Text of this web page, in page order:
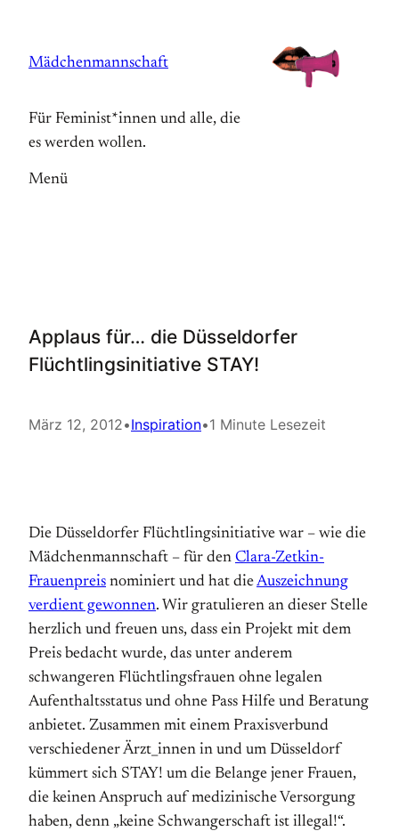
springen
Mädchenmannschaft
Für Feminist*innen und alle, die
es werden wollen.
Menü
Applaus für… die Düsseldorfer
Flüchtlingsinitiative STAY!
März 12, 2012•Inspiration•1 Minute Lesezeit
Die Düsseldorfer Flüchtlingsinitiative war – wie die
Mädchenmannschaft – für den Clara-Zetkin-
Frauenpreis nominiert und hat dieAuszeichnung
verdient gewonnen. Wir gratulieren an dieser Stelle
herzlich und freuen uns, dass ein Projekt mit dem
Preis bedacht wurde, das unter anderem
schwangeren Flüchtlingsfrauen ohne legalen
Aufenthaltsstatus und ohne Pass Hilfe und Beratung
anbietet. Zusammen mit einem Praxisverbund
verschiedener Ärzt_innen in und um Düsseldorf
kümmert sich STAY! um die Belange jener Frauen,
die keinen Anspruch auf medizinische Versorgung
haben, denn „keine Schwangerschaft ist illegal!“.